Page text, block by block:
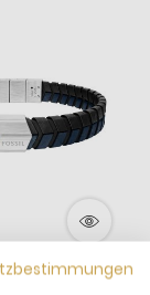
Herren